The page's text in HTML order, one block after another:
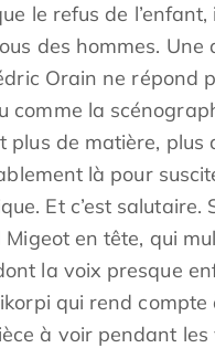
le refus de
des hommes.
Orain ne répond
comme la
de matière, plus
là pour
Et c’est salutaire.
en tête, qui
la voix presque
qui rend
à voir pendant les